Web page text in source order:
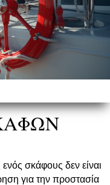
σκάφους δεν είναι
για την προστασία